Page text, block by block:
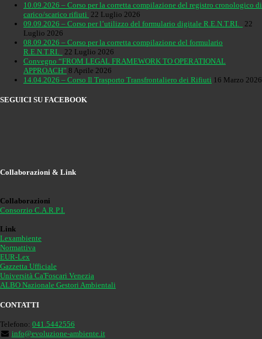
10.09.2026 – Corso per la corretta compilazione del registro cronologico di
carico/scarico rifiuti 22 Luglio 2026
09.09.2026 – Corso per l’utilizzo del formulario digitale R.E.N.T.RI.
22
Luglio 2026
08.09.2026 – Corso per la corretta compilazione del formulario
R.E.N.T.RI.
22 Luglio 2026
Convegno “FROM LEGAL FRAMEWORK TO OPERATIONAL
APPROACH” 8 Aprile 2026
14.04.2026 – Corso Il Trasporto Transfrontaliero dei Rifiuti 16 Marzo 2026
SEGUICI SU FACEBOOK
Collaborazioni & Link
Collaborazioni
Consorzio C.A.R.P.I.
Link
Lexambiente
Normattiva
EUR-Lex
Gazzetta Ufficiale
Università Ca'Foscari Venezia
ALBO Nazionale Gestori Ambientali
CONTATTI
Telefono: 041.5442556
info@evoluzione-ambiente.it